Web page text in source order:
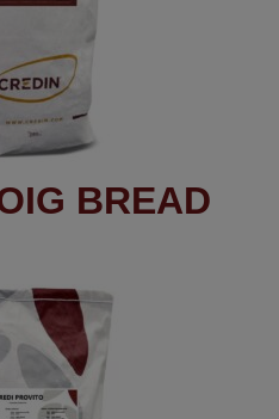
BREAD